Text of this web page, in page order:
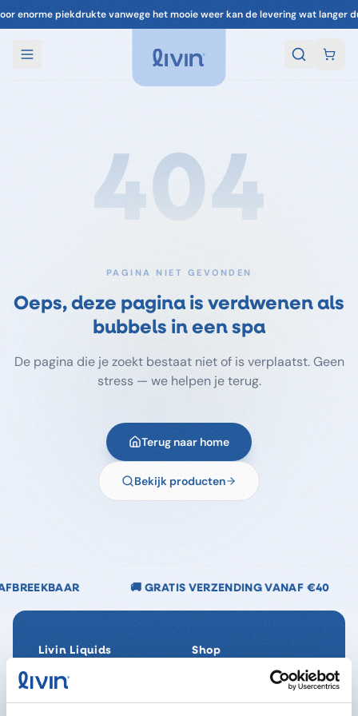
enorme piekdrukte vanwege het mooie weer kan de levering wat langer
404
PAGINA NIET GEVONDEN
Oeps, deze pagina is verdwenen als
bubbels in een spa
De pagina die je zoekt bestaat niet of is verplaatst. Geen
stress — we helpen je terug.
Terug naar home
Bekijk producten
🚚 GRATIS VERZENDING VANAF €40 🌿
Livin Liquids
Ons verhaal
Onze Impact
Shop
SpaReady